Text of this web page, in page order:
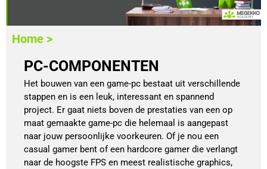
Home >
PC-COMPONENTEN
Het bouwen van een game-pc bestaat uit verschillende
stappen en is een leuk, interessant en spannend
project. Er gaat niets boven de prestaties van een op
maat gemaakte game-pc die helemaal is aangepast
naar jouw persoonlijke voorkeuren. Of je nou een
casual gamer bent of een hardcore gamer die verlangt
naar de hoogste FPS en meest realistische graphics,